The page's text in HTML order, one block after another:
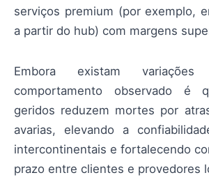
serviços premium (por exemplo,
a partir do hub) com margens
Embora existam
comportamento observado é
geridos reduzem mortes por
avarias, elevando a
intercontinentais e fortalecendo
prazo entre clientes e provedores